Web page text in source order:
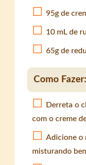
95g de
10 mL de
65g de
Como Fazer:
Derreta o
com o creme
Adicione o
misturando